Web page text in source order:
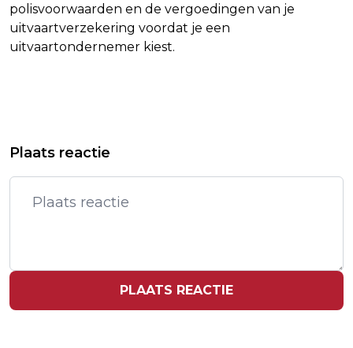
polisvoorwaarden en de vergoedingen van je
uitvaartverzekering voordat je een
uitvaartondernemer kiest.
VOL, MAATREGELEN TEGEN UITVAL
CHIPBEDRIJVEN VERLIEZEN FLINK OP
BEURS NA KWARTAALCIJFERS ASML
Plaats reactie
PLAATS REACTIE